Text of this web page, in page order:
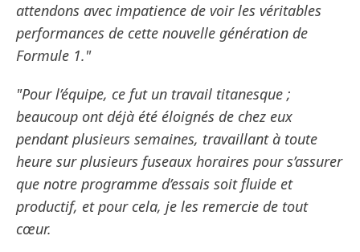
attendons avec impatience de voir les véritables
performances de cette nouvelle génération de
Formule 1."
"Pour l’équipe, ce fut un travail titanesque ;
beaucoup ont déjà été éloignés de chez eux
pendant plusieurs semaines, travaillant à toute
heure sur plusieurs fuseaux horaires pour s’assurer
que notre programme d’essais soit fluide et
productif, et pour cela, je les remercie de tout
cœur.